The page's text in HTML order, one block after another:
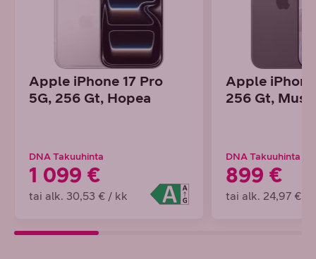
Apple iPhone 17 Pro
5G, 256 Gt, Hopea
DNA Takuuhinta
1 099 €
tai alk. 30,53 € / kk
Apple iPhone
256 Gt,
DNA Takuuhinta
899 €
tai alk. 24,97 € /